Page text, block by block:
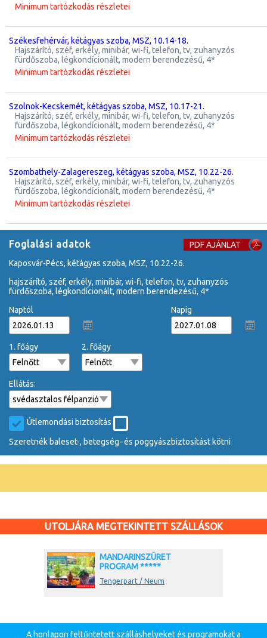
Minimum tartózkodás részletei
Székesfehérvár, kétágyas szoba, MSZ, 10.14-18.
hajszárító, széf, erkély, minibár, wi-fi, telefon, tv, zuhanyzós
fürdőszoba, légkondícionált, modern berendezésű, 4*
Minimum tartózkodás részletei
Szolnok-Kecskemét, kétágyas szoba, MSZ, 10.17-21.
hajszárító, széf, erkély, minibár, wi-fi, telefon, tv, zuhanyzós
fürdőszoba, légkondícionált, modern berendezésű, 4*
Minimum tartózkodás részletei
Szombathely-Zalagereszeg, kétágyas szoba, MSZ, 10.22-26.
hajszárító, széf, erkély, minibár, wi-fi, telefon, tv, zuhanyzós
fürdőszoba, légkondícionált, modern berendezésű, 4*
Minimum tartózkodás részletei
Foglalási adatok
PDF AJÁNLAT
Kaposvár-Pécs, kétágyas szoba, MSZ, 10.22-26.
hajszárító, széf, erkély, minibár, wi-fi, telefon, tv, zuhanyzós
fürdőszoba, légkondícionált, modern berendezésű, 4*
Naptól
Napig
1. főágy 2. főágy
Ellátás:
Útlemondási biztosítás
Szeretnék baleset-, betegség- és poggyászbiztosítást kötni
UTOLJÁRA MEGTEKINTETT SZÁLLÁSOK
MANDARINSZÜRET
PROGRAM *****
Tengerpart / Neum
A honlapon feltűntetett szálláshelyeket és programokat a